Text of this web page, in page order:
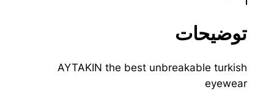
توضیحات
AYTAKIN the best unbreakable turkish
eyewear